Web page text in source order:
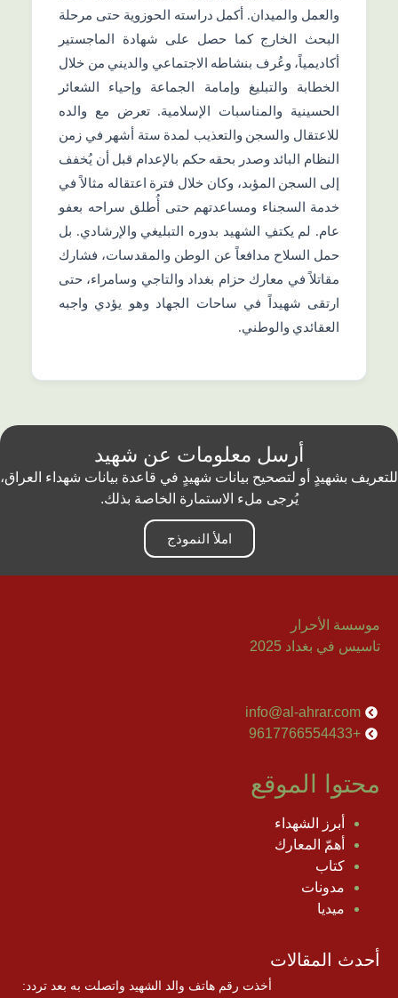
والعمل والميدان. أكمل دراسته الحوزوية حتى مرحلة
البحث الخارج كما حصل على شهادة الماجستير
أكاديمياً، وعُرف بنشاطه الاجتماعي والديني من خلال
الخطابة والتبليغ وإمامة الجماعة وإحياء الشعائر
الحسينية والمناسبات الإسلامية. تعرض مع والده
للاعتقال والسجن والتعذيب لمدة ستة أشهر في زمن
النظام البائد وصدر بحقه حكم بالإعدام قبل أن يُخفف
إلى السجن المؤبد، وكان خلال فترة اعتقاله مثالاً في
خدمة السجناء ومساعدتهم حتى أُطلق سراحه بعفو
عام. لم يكتفِ الشهيد بدوره التبليغي والإرشادي. بل
حمل السلاح مدافعاً عن الوطن والمقدسات، فشارك
مقاتلاً في معارك حزام بغداد والتاجي وسامراء، حتى
ارتقى شهيداً في ساحات الجهاد وهو يؤدي واجبه
العقائدي والوطني.
أرسل معلومات عن شهيد
للتعريف بشهيدٍ أو لتصحيح بيانات شهيدٍ في قاعدة بيانات شهداء العراق،
يُرجى ملء الاستمارة الخاصة بذلك.
املأ النموذج
موسسة الأحرار
تاسيس في بغداد 2025
info@al-ahrar.com
+9617766554433
محتوا الموقع
أبرز الشهداء
أهمّ المعارك
كتاب
مدونات
ميديا
أحدث المقالات
أخذت رقم هاتف والد الشهيد واتصلت به بعد تردد: